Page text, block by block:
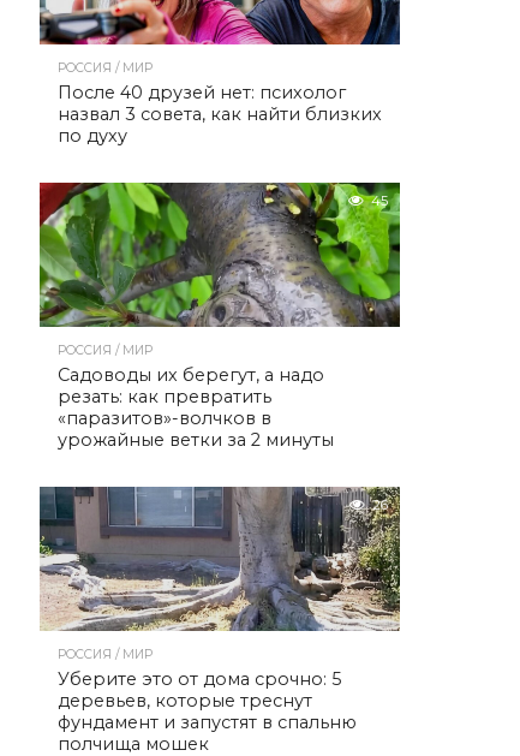
РОССИЯ / МИР
После 40 друзей нет: психолог
назвал 3 совета, как найти близких
по духу
45
РОССИЯ / МИР
Садоводы их берегут, а надо
резать: как превратить
«паразитов»-волчков в
урожайные ветки за 2 минуты
26
РОССИЯ / МИР
Уберите это от дома срочно: 5
деревьев, которые треснут
фундамент и запустят в спальню
полчища мошек